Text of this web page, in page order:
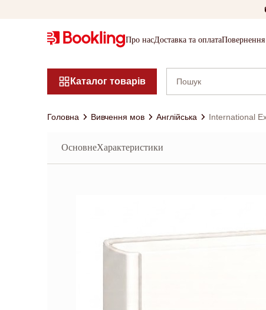
Про насДоставка та оплатаПовернення
Каталог товарів
Головна Вивчення мов Англійська International
ОсновнеХарактеристики